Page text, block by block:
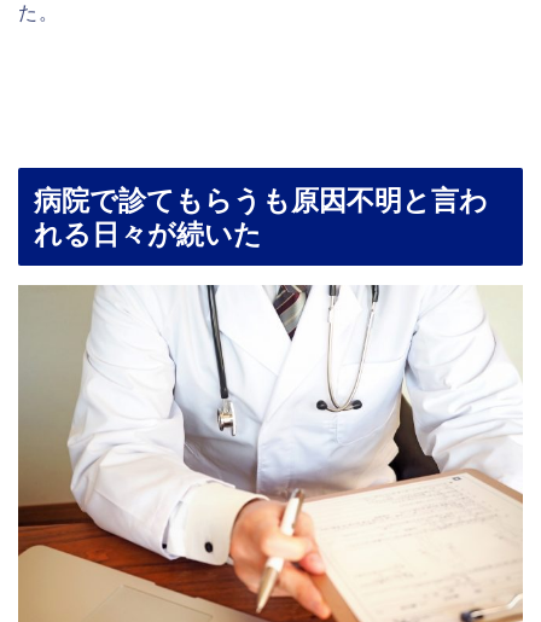
た。
病院で診てもらうも原因不明と言わ
れる日々が続いた